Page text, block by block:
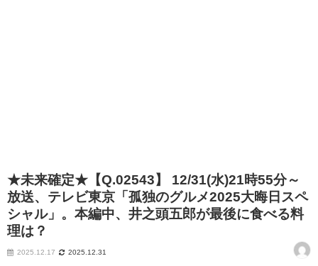
★未来確定★【Q.02543】 12/31(水)21時55分～
放送、テレビ東京「孤独のグルメ2025大晦日スペ
シャル」。本編中、井之頭五郎が最後に食べる料
理は？
2025.12.17 2025.12.31